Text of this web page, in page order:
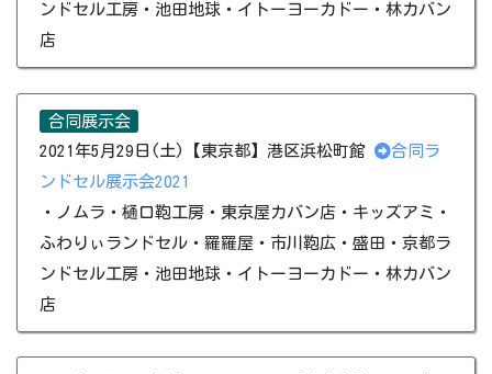
ンドセル工房・​池田地球​・イトーヨーカドー・林カバン
店
合同展示会
2021年5月29日(土)【東京都】港区浜松町館
合同ラ
ンドセル展示会2021
​・ノムラ・樋口鞄工房・東京屋カバン店・キッズアミ・
ふわりぃランドセル・羅羅屋・市川鞄広・盛田・京都ラ
ンドセル工房・​池田地球​・イトーヨーカドー・林カバン
店